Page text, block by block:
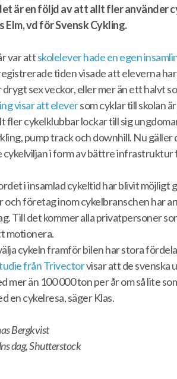
är en följd av att allt fler använder
Elm, vd för Svensk Cykling.
var attskolelever hade en egen
tiden visade att eleverna
sex veckor, eller mer än ett halvt
visar att eleversom cyklar till skolan
fler cykelklubbar lockar till sig
pump track och downhill. Nu
cykelviljan i form av bättre infrastruktur
i insamlad cykeltid har blivit möjligt
och företag inom cykelbranschen har
Till det kommer alla privatpersoner
motionera.
cykeln framför bilen har stora
från Trivectorvisar att de svenska
mer än 100 000 ton per år om så lite
en cykelresa, säger Klas.
Bergkvist
dag, Shutterstock